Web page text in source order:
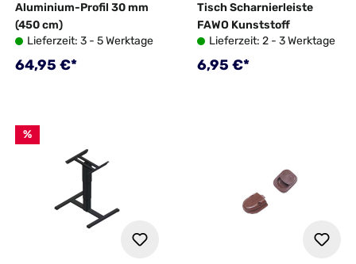
Aluminium-Profil 30 mm
(450 cm)
Lieferzeit: 3 - 5 Werktage
Regulärer Preis:
64,95 €*
Tisch Scharnierleiste
FAWO Kunststoff
Lieferzeit: 2 - 3 Werktage
Regulärer Preis:
6,95 €*
%